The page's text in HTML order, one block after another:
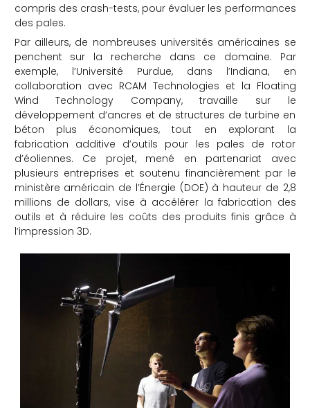
compris des crash-tests, pour évaluer les performances
des pales.
Par ailleurs, de nombreuses universités américaines se
penchent sur la recherche dans ce domaine. Par
exemple, l’Université Purdue, dans l’Indiana, en
collaboration avec RCAM Technologies et la Floating
Wind Technology Company, travaille sur le
développement d’ancres et de structures de turbine en
béton plus économiques, tout en explorant la
fabrication additive d’outils pour les pales de rotor
d’éoliennes. Ce projet, mené en partenariat avec
plusieurs entreprises et soutenu financièrement par le
ministère américain de l’Énergie (DOE) à hauteur de 2,8
millions de dollars, vise à accélérer la fabrication des
outils et à réduire les coûts des produits finis grâce à
l’impression 3D.